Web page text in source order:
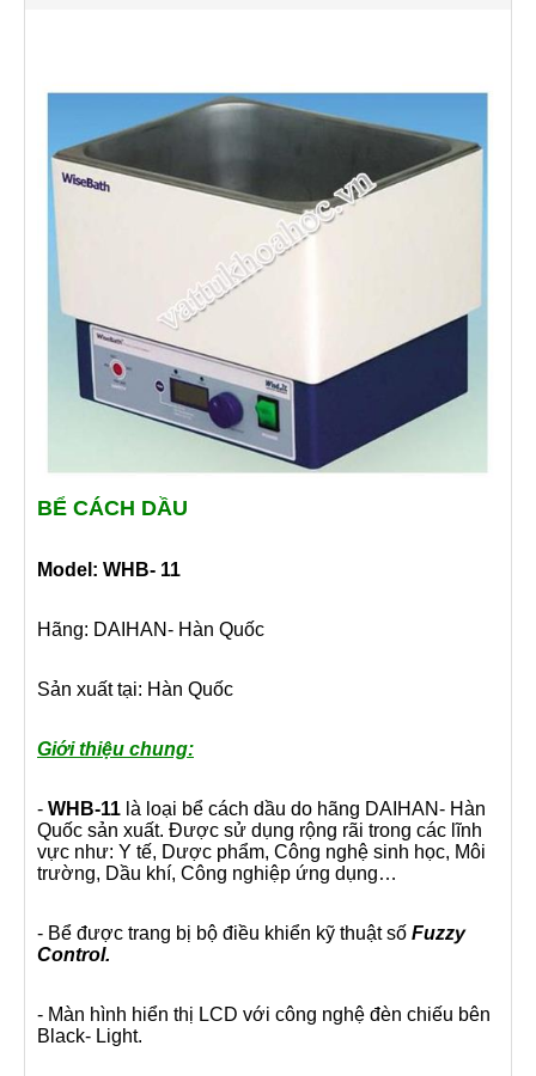
BỂ CÁCH DẦU
Model: WHB- 11
Hãng: DAIHAN- Hàn Quốc
Sản xuất tại: Hàn Quốc
Giới thiệu chung:
- WHB-11 là loại bể cách dầu do hãng DAIHAN- Hàn
Quốc sản xuất. Được sử dụng rộng rãi trong các lĩnh
vực như: Y tế, Dược phẩm, Công nghệ sinh học, Môi
trường, Dầu khí, Công nghiệp ứng dụng…
- Bể được trang bị bộ điều khiển kỹ thuật số Fuzzy
Control.
- Màn hình hiển thị LCD với công nghệ đèn chiếu bên
Black- Light.